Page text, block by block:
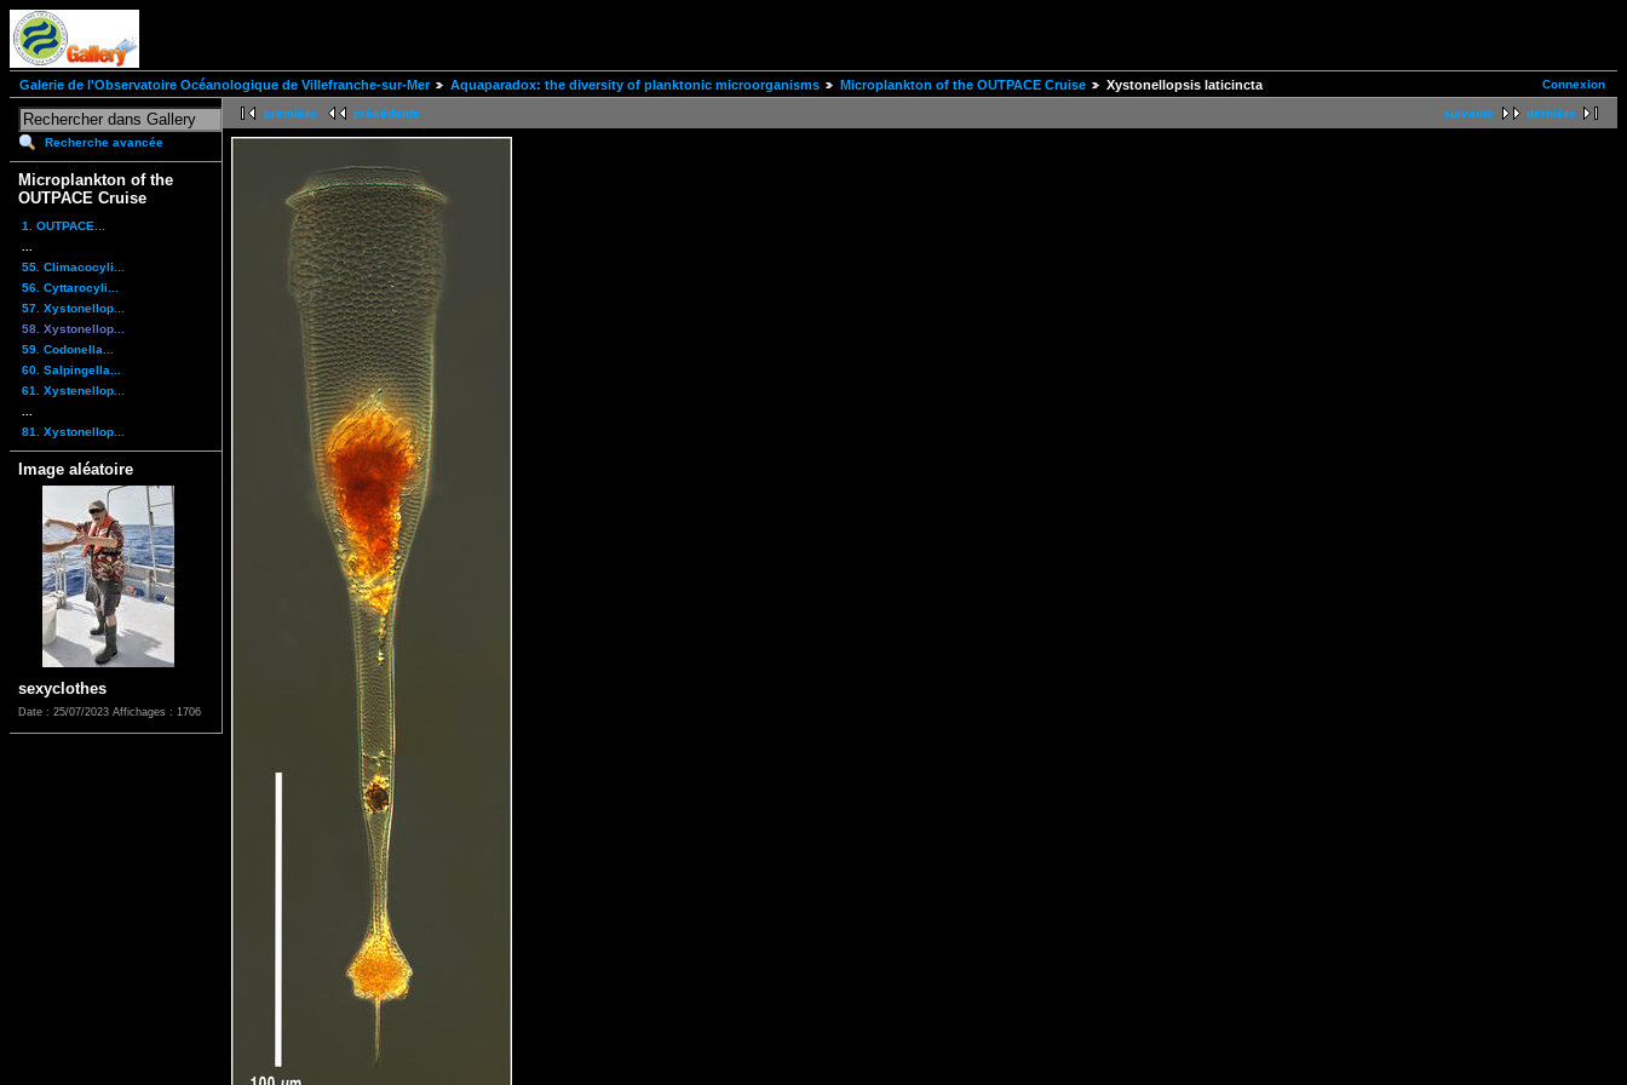
Connexion
Galerie de l'Observatoire Océanologique de Villefranche-sur-Mer Aquaparadox: the diversity of planktonic microorganisms Microplankton of the OUTPACE Cruise Xystonellopsis laticincta
Recherche avancée
Microplankton of the
OUTPACE Cruise
1. OUTPACE...
55. Climacocyli...
56. Cyttarocyli...
57. Xystonellop...
58. Xystonellop...
59. Codonella...
60. Salpingella...
61. Xystenellop...
81. Xystonellop...
Image aléatoire
sexyclothes
Date : 25/07/2023 Affichages : 1706
suivante dernière
première précédente